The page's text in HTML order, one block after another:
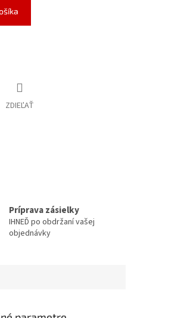
ZDIEĽAŤ
Príprava zásielky
IHNEĎ po obdržaní vašej
objednávky